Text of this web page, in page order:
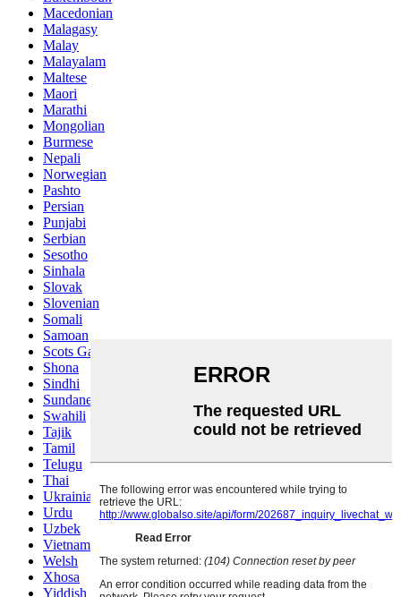
Macedonian
Malagasy
Malay
Malayalam
Maltese
Maori
Marathi
Mongolian
Burmese
Nepali
Norwegian
Pashto
Persian
Punjabi
Serbian
Sesotho
Sinhala
Slovak
Slovenian
Somali
Samoan
Scots Gaelic
Shona
Sindhi
Sundanese
Swahili
Tajik
Tamil
Telugu
Thai
Ukrainian
Urdu
Uzbek
Vietnamese
Welsh
Xhosa
Yiddish